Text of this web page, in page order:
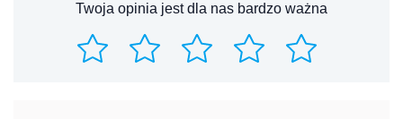
Twoja opinia jest dla nas bardzo ważna